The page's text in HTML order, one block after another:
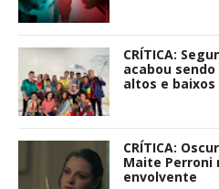
CRÍTICA:
acabou
altos e baixos
CRÍTICA:
Maite Perroni
envolvente